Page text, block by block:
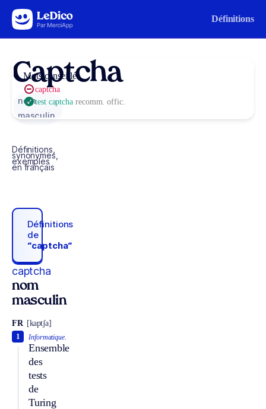
Aller au contenu Définitions
Captcha
nom
masculin
Définitions,
synonymes,
exemples
en français
Définitions
de
“captcha“
captcha
nom
masculin
FR [kaptʃa]
Informatique.
Ensemble
des
tests
de
Turing
1
Mots conseillés
captcha
test captcha recomm. offic.